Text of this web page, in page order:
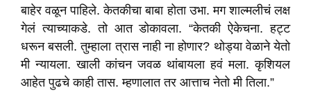
बाहेर वळून पाहिले. केतकीचा बाबा होता उभा. मग शाल्मलीचं लक्ष
गेलं त्याच्याकडे. तो आत डोकावला. “केतकी ऐकेचना. हट्ट
धरून बसली. तुम्हाला त्रास नाही ना होणार? थोड्या वेळाने येतो
मी न्यायला. खाली कांचन जवळ थांबायला हवं मला. कृशियल
आहेत पुढचे काही तास. म्हणालात तर आत्ताच नेतो मी तिला.”